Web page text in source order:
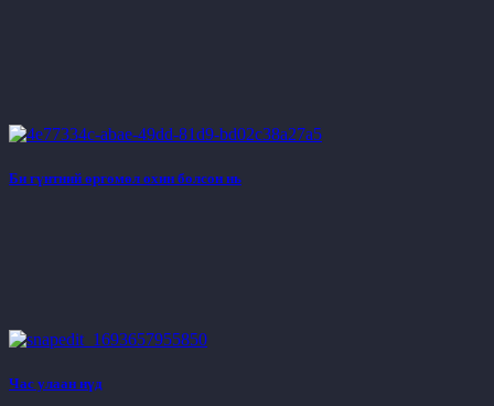
Би гүнтний өргөмөл охин болсон нь
Час улаан нүд